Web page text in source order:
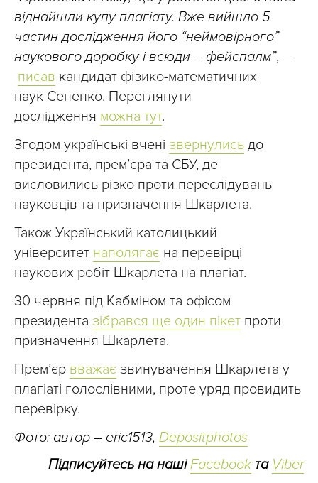
віднайшли купу плагіату. Вже вийшло 5
частин дослідження його “неймовірного”
наукового доробку і всюди – фейспалм”, –
писав кандидат фізико-математичних
наук Сененко. Переглянути
дослідження можна тут.
Згодом українські вчені звернулись до
президента, прем’єра та СБУ, де
висловились різко проти переслідувань
науковців та призначення Шкарлета.
Також Український католицький
університет наполягає на перевірці
наукових робіт Шкарлета на плагіат.
30 червня під Кабміном та офісом
президента зібрався ще один пікет проти
призначення Шкарлета.
Прем’єр вважає звинувачення Шкарлета у
плагіаті голослівними, проте уряд провидить
перевірку.
Фото: автор – eric1513, Depositphotos
Підписуйтесь на нашіFacebookта Viber